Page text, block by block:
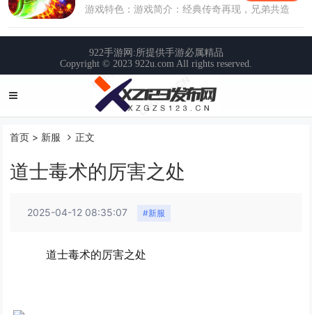
首页 > 新服 正文
道士毒术的厉害之处
2025-04-12 08:35:07 #新服
道士毒术的厉害之处